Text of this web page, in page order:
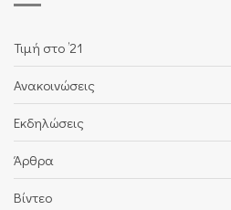
Τιμή στο ’21
Ανακοινώσεις
Εκδηλώσεις
Άρθρα
Βίντεο